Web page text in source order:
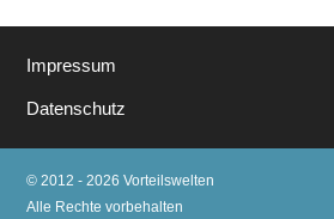
Impressum
Datenschutz
© 2012 - 2026 Vorteilswelten
Alle Rechte vorbehalten